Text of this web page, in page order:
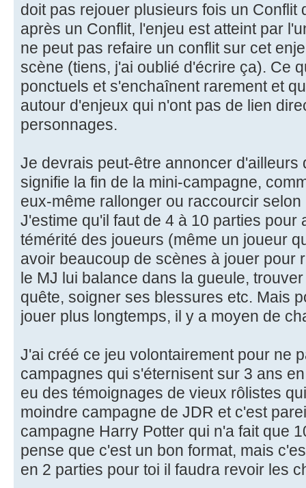
doit pas rejouer plusieurs fois un Conflit
après un Conflit, l'enjeu est atteint par
ne peut pas refaire un conflit sur cet
scène (tiens, j'ai oublié d'écrire ça). Ce
ponctuels et s'enchaînent rarement et
autour d'enjeux qui n'ont pas de lien
personnages.
Je devrais peut-être annoncer
signifie la fin de la mini-campagne,
eux-même rallonger ou raccourcir
J'estime qu'il faut de 4 à 10 parties pour
témérité des joueurs (même un joueur
avoir beaucoup de scènes à jouer pour
le MJ lui balance dans la gueule,
quête, soigner ses blessures etc. Mais
jouer plus longtemps, il y a moyen de
J'ai créé ce jeu volontairement pour ne
campagnes qui s'éternisent sur 3 ans
eu des témoignages de vieux rôlistes
moindre campagne de JDR et c'est
campagne Harry Potter qui n'a fait que
pense que c'est un bon format, mais
en 2 parties pour toi il faudra revoir les